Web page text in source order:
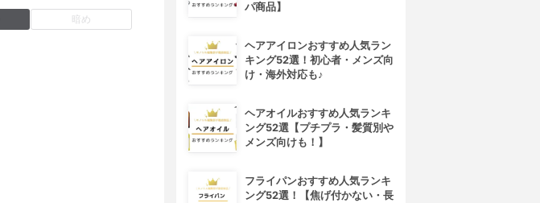
暗め
パ商品】
ヘアアイロンおすすめ人気ラン
キング52選！初心者・メンズ向
け・海外対応も♪
ヘアオイルおすすめ人気ランキ
ング52選【プチプラ・髪質別や
メンズ向けも！】
フライパンおすすめ人気ランキ
ング52選！【焦げ付かない・長